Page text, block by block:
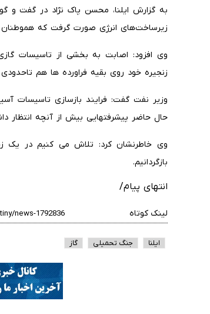
زیرساخت‌های انرژی صورت گرفت که
وی افزود: اصابت به بخشی از تاسیسات
زنجیره خود روی بقیه فراورده ها هم تاحدودی
وزیر نفت گفت: فرایند بازسازی تاسیسات
حال حاضر پیشرفتهایی بیش از آنچه
وی خاطرنشان کرد: تلاش می کنیم در یک
بازگردانیم.
انتهای پیام/
لینک کوتاه
ایلنا جنگ تحمیلی گاز